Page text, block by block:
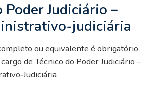
Poder Judiciário –
judiciária
ou equivalente é obrigatório
de Técnico do Poder Judiciário –